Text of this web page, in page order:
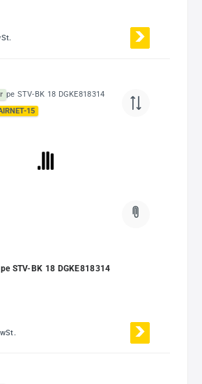
15
STV-BK 18 DGKE818314